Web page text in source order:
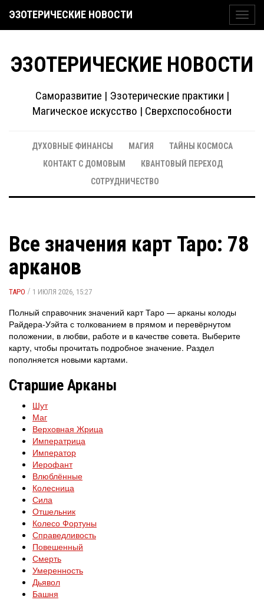
ЭЗОТЕРИЧЕСКИЕ НОВОСТИ
ЭЗОТЕРИЧЕСКИЕ НОВОСТИ
Саморазвитие | Эзотерические практики |
Магическое искусство | Сверхспособности
ДУХОВНЫЕ ФИНАНСЫ МАГИЯ
ТАЙНЫ КОСМОСА
КОНТАКТ С ДОМОВЫМ
КВАНТОВЫЙ ПЕРЕХОД
СОТРУДНИЧЕСТВО
Все значения карт Таро: 78
арканов
ТАРО / 1 ИЮЛЯ 2026, 15:27
Полный справочник значений карт Таро — арканы колоды
Райдера-Уэйта с толкованием в прямом и перевёрнутом
положении, в любви, работе и в качестве совета. Выберите
карту, чтобы прочитать подробное значение. Раздел
пополняется новыми картами.
Старшие Арканы
Шут
Маг
Верховная Жрица
Императрица
Император
Иерофант
Влюблённые
Колесница
Сила
Отшельник
Колесо Фортуны
Справедливость
Повешенный
Смерть
Умеренность
Дьявол
Башня